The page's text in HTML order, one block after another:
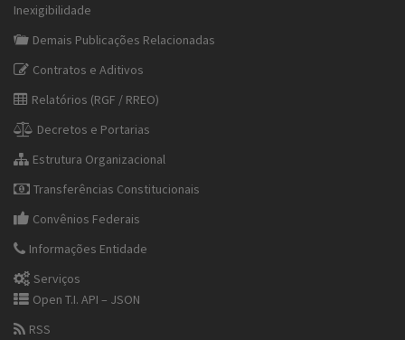
Inexigibilidade
Demais Publicações Relacionadas
Contratos e Aditivos
Relatórios (RGF / RREO)
Decretos e Portarias
Estrutura Organizacional
Transferências Constitucionais
Convênios Federais
Informações Entidade
Serviços
Open T.I. API – JSON
RSS